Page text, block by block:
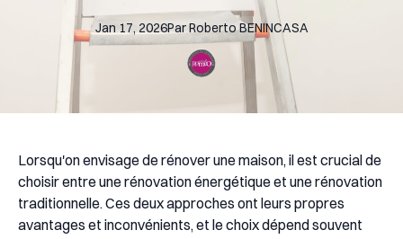
Jan 17, 2026ParRobertoBENINCASA
Lorsqu'on envisage de rénover une maison, il est crucial de
choisir entre une rénovation énergétique et une rénovation
traditionnelle. Ces deux approches ont leurs propres
avantages et inconvénients, et le choix dépend souvent